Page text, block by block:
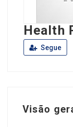
Health
Segue
Visão